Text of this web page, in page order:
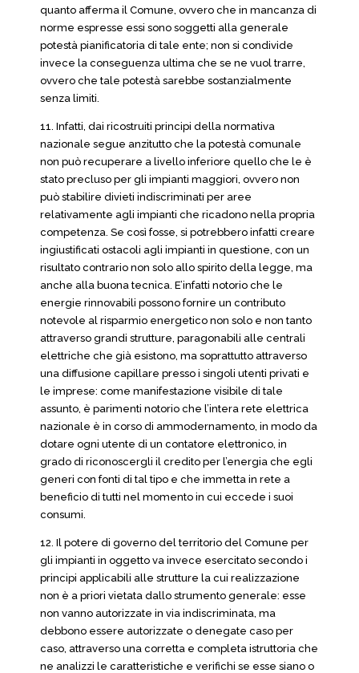
quanto afferma il Comune, ovvero che in mancanza di
norme espresse essi sono soggetti alla generale
potestà pianificatoria di tale ente; non si condivide
invece la conseguenza ultima che se ne vuol trarre,
ovvero che tale potestà sarebbe sostanzialmente
senza limiti.
11. Infatti, dai ricostruiti principi della normativa
nazionale segue anzitutto che la potestà comunale
non può recuperare a livello inferiore quello che le è
stato precluso per gli impianti maggiori, ovvero non
può stabilire divieti indiscriminati per aree
relativamente agli impianti che ricadono nella propria
competenza. Se così fosse, si potrebbero infatti creare
ingiustificati ostacoli agli impianti in questione, con un
risultato contrario non solo allo spirito della legge, ma
anche alla buona tecnica. E’infatti notorio che le
energie rinnovabili possono fornire un contributo
notevole al risparmio energetico non solo e non tanto
attraverso grandi strutture, paragonabili alle centrali
elettriche che già esistono, ma soprattutto attraverso
una diffusione capillare presso i singoli utenti privati e
le imprese: come manifestazione visibile di tale
assunto, è parimenti notorio che l’intera rete elettrica
nazionale è in corso di ammodernamento, in modo da
dotare ogni utente di un contatore elettronico, in
grado di riconoscergli il credito per l’energia che egli
generi con fonti di tal tipo e che immetta in rete a
beneficio di tutti nel momento in cui eccede i suoi
consumi.
12. Il potere di governo del territorio del Comune per
gli impianti in oggetto va invece esercitato secondo i
principi applicabili alle strutture la cui realizzazione
non è a priori vietata dallo strumento generale: esse
non vanno autorizzate in via indiscriminata, ma
debbono essere autorizzate o denegate caso per
caso, attraverso una corretta e completa istruttoria che
ne analizzi le caratteristiche e verifichi se esse siano o